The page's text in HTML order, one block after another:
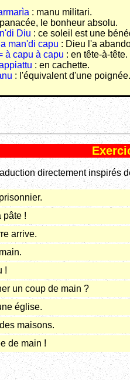
: manu militari.
le bonheur absolu.
Diu : ce soleil est une
man'di capu : Dieu l'a
à capu à capu : en tête-à-
: en cachette.
: l'équivalent d'une poignée.
directement inspirés
pâte !
arrive.
!
un coup de main ?
église.
maisons.
de main !